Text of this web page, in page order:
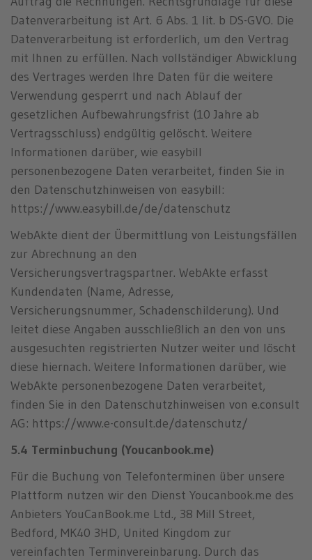
Datenverarbeitung ist Art. 6 Abs. 1 lit. b DS-GVO. Die
Datenverarbeitung ist erforderlich, um den Vertrag
mit Ihnen zu erfüllen. Nach vollständiger Abwicklung
des Vertrages werden Ihre Daten für die weitere
Verwendung gesperrt und nach Ablauf der
gesetzlichen Aufbewahrungsfrist (10 Jahre ab
Vertragsschluss) endgültig gelöscht. Weitere
Informationen darüber, wie easybill
personenbezogene Daten verarbeitet, finden Sie in
den Datenschutzhinweisen von easybill:
https://www.easybill.de/de/datenschutz
WebAkte dient der Übermittlung von Leistungsfällen
zur Abrechnung an den
Versicherungsvertragspartner. WebAkte erfasst
Kundendaten (Name, Adresse,
Versicherungsnummer, Schadenschilderung). Und
leitet diese Angaben ausschließlich an den von uns
ausgesuchten registrierten Nutzer weiter und löscht
diese hiernach. Weitere Informationen darüber, wie
WebAkte personenbezogene Daten verarbeitet,
finden Sie in den Datenschutzhinweisen von e.consult
AG: https://www.e-consult.de/datenschutz/
5.4 Terminbuchung (Youcanbook.me)
Für die Buchung von Telefonterminen über unsere
Plattform nutzen wir den Dienst Youcanbook.me des
Anbieters YouCanBook.me Ltd., 38 Mill Street,
Bedford, MK40 3HD, United Kingdom zur
vereinfachten Terminvereinbarung. Durch das